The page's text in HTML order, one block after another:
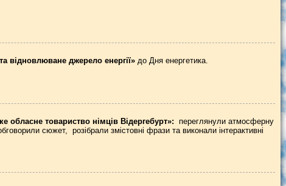
відновлюване джерело енергії»до Дня енергетика.
обласне товариство німців Відергебурт»: переглянули атмосферну
сюжет, розібрали змістовні фрази та виконали інтерактивні